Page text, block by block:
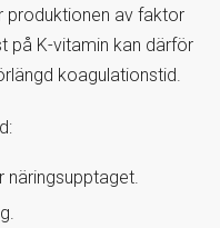
produktionen av faktor
på K-vitamin kan därför
koagulationstid.